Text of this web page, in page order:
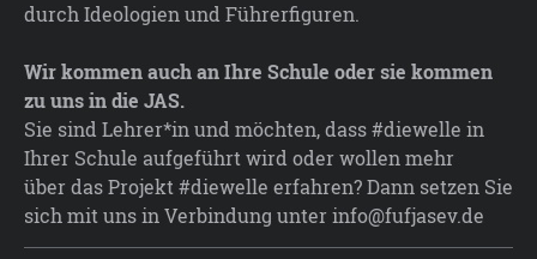
durchIdeologien und Führerfiguren.
Wir kommen auch an Ihre Schule oder sie kommen
zu uns in die JAS.
Sie sind Lehrer*in und möchten,dass #diewelle in
Ihrer Schule aufgeführt wird oder wollen mehr
über das Projekt #diewelle erfahren?Dann setzen Sie
sich mit uns in Verbindung unter info@fufjasev.de